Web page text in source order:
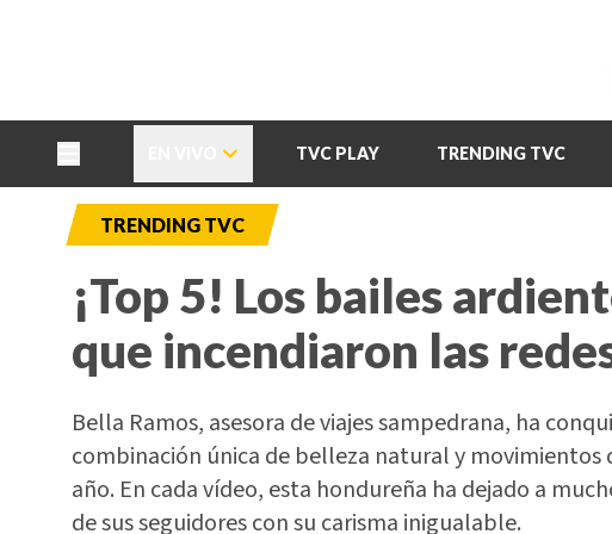
TVC PLAY TRENDING TVC
TRENDING TVC
¡Top 5! Los bailes
que incendiaron las
Bella Ramos, asesora de viajes sampedrana, ha
combinación única de belleza natural y
año. En cada vídeo, esta hondureña ha dejado a
de sus seguidores con su carisma inigualable.